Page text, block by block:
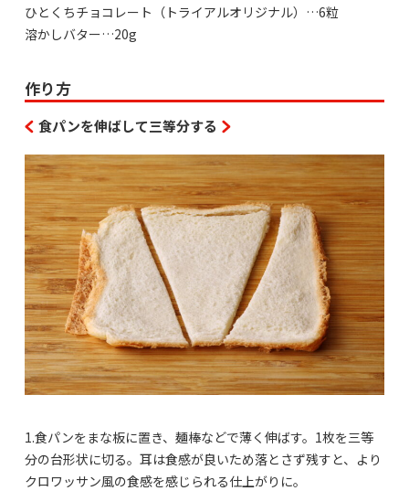
ひとくちチョコレート（トライアルオリジナル）…6粒
溶かしバター…20g
作り方
食パンを伸ばして三等分する
1.食パンをまな板に置き、麺棒などで薄く伸ばす。1枚を三等
分の台形状に切る。耳は食感が良いため落とさず残すと、より
クロワッサン風の食感を感じられる仕上がりに。